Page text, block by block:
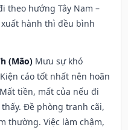
theo hướng Tây Nam –
hành thì đều bình
(Mão) Mưu sự khó
cáo tốt nhất nên hoãn
tiền, mất của nếu đi
Đề phòng tranh cãi,
thường. Việc làm chậm,